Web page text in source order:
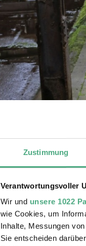
Zustimmung
Verantwortungsvoller
Wir und unsere 1022
wie Cookies, um
Inhalte, Messungen
Sie entscheiden